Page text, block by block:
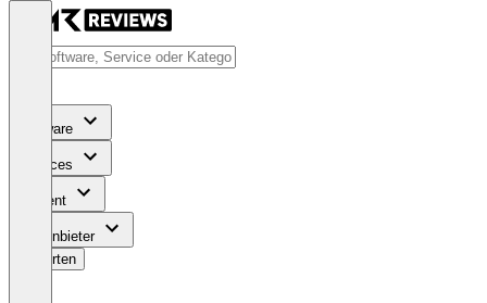
Software
Services
Content
Für Anbieter
Bewerten